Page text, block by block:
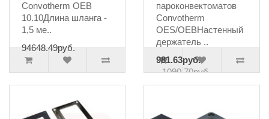
Convotherm OEB
10.10Длина шланга -
1,5 ме..
94648.49руб.
пароконвектоматов
Convotherm
OES/OEBНастенный
держатель ..
981.63руб.
1090.70руб.